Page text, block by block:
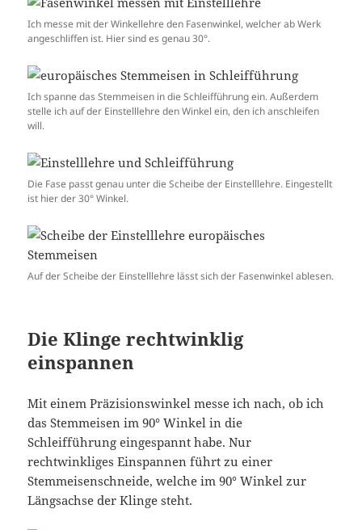
Ich messe mit der Winkellehre den Fasenwinkel, welcher ab Werk
angeschliffen ist. Hier sind es genau 30°.
Ich spanne das Stemmeisen in die Schleifführung ein. Außerdem
stelle ich auf der Einstelllehre den Winkel ein, den ich anschleifen
will.
Die Fase passt genau unter die Scheibe der Einstelllehre. Eingestellt
ist hier der 30° Winkel.
Auf der Scheibe der Einstelllehre lässt sich der Fasenwinkel ablesen.
Die Klinge rechtwinklig
einspannen
Mit einem Präzisionswinkel messe ich nach, ob ich
das Stemmeisen im 90° Winkel in die
Schleifführung eingespannt habe. Nur
rechtwinkliges Einspannen führt zu einer
Stemmeisenschneide, welche im 90° Winkel zur
Längsachse der Klinge steht.